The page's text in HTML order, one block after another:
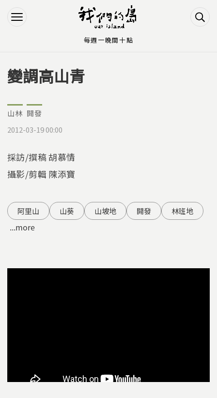
Jump to Navigation
Jump to Main content
您在這裡
變調高山青
山林 開發
2012-03-19 00:00
採訪/撰稿 胡慕情
攝影/剪輯 陳添寶
阿里山 山葵 山坡地 開發 林班地
...more
每週一晚間十點